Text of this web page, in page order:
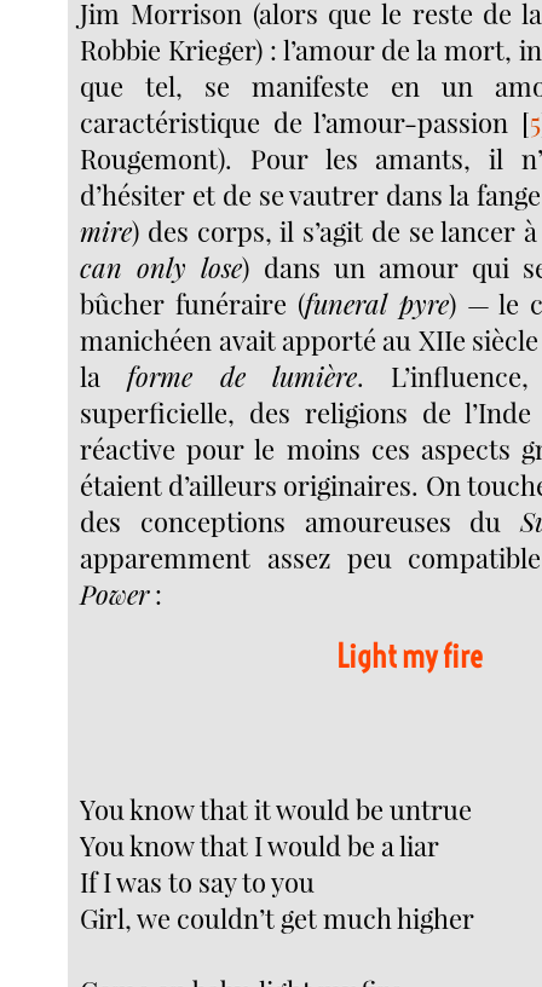
Jim Morrison (alors que le reste de
Robbie Krieger) : l’amour de la mort,
que tel, se manifeste en un
caractéristique de l’amour-passion [5
Rougemont). Pour les amants, il
d’hésiter et de se vautrer dans la
mire) des corps, il s’agit de se lancer
can only lose) dans un amour qui
bûcher funéraire (funeral pyre) — le
manichéen avait apporté au XIIe
la forme de lumière.
superficielle, des religions de
réactive pour le moins ces aspects
étaient d’ailleurs originaires. On
des conceptions amoureuses du
apparemment assez peu
Power:
Light my fire
You know that it would be untrue
You know that I would be a liar
If I was to say to you
Girl, we couldn’t get much higher